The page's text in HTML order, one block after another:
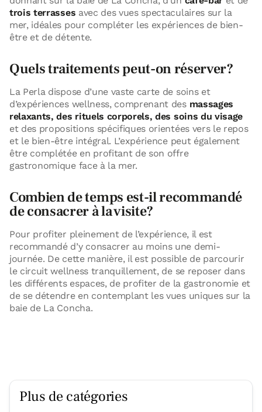
trois terrasses avec des vues spectaculaires sur la
mer, idéales pour compléter les expériences de bien-
être et de détente.
Quels traitements peut-on réserver?
La Perla dispose d’une vaste carte de soins et
d’expériences wellness, comprenant des massages
relaxants, des rituels corporels, des soins du visage
et des propositions spécifiques orientées vers le repos
et le bien-être intégral. L’expérience peut également
être complétée en profitant de son offre
gastronomique face à la mer.
Combien de temps est-il recommandé
de consacrer à la visite?
Pour profiter pleinement de l’expérience, il est
recommandé d’y consacrer au moins une demi-
journée. De cette manière, il est possible de parcourir
le circuit wellness tranquillement, de se reposer dans
les différents espaces, de profiter de la gastronomie et
de se détendre en contemplant les vues uniques sur la
baie de La Concha.
Plus de catégories